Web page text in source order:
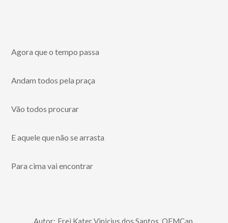
Agora que o tempo passa
Andam todos pela praça
Vão todos procurar
E aquele que não se arrasta
Para cima vai encontrar
Autor: Frei Kater Vinicius dos Santos, OFMCap